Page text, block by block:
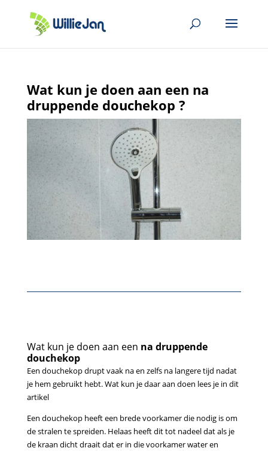
Wat kun je doen aan een na
druppende douchekop ?
Wat kun je doen aan een na druppende
douchekop
Een douchekop drupt vaak na en zelfs na langere tijd nadat
je hem gebruikt hebt. Wat kun je daar aan doen lees je in dit
artikel
Een douchekop heeft een brede voorkamer die nodig is om
de stralen te spreiden. Helaas heeft dit tot nadeel dat als je
de kraan dicht draait dat er in die voorkamer water en